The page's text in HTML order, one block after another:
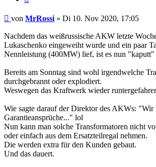
Beitrag
von MrRossi » Di 10. Nov 2020, 17:05
Nachdem das weißrussische AKW letzte
Lukaschenko eingeweiht wurde und ein paar
Nennleistung (400MW) lief, ist es nun "kaputt"
Bereits am Sonntag sind wohl irgendwelche
durchgebrannt oder explodiert.
Weswegen das Kraftwerk wieder
Wie sagte darauf der Direktor des AKWs: "Wir
Garantieansprüche..." lol
Nun kann man solche Transformatoren nicht
oder einfach aus dem Ersatzteilregal nehmen.
Die werden extra für den Kunden gebaut.
Und das dauert.